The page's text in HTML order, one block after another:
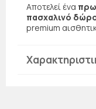
Αποτελεί ένα
πασχαλινό
premium